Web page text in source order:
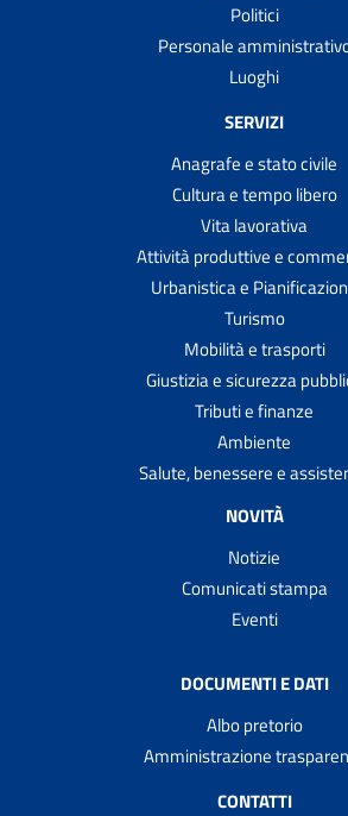
Politici
Personale
Luoghi
SERVIZI
Anagrafe e stato civile
Cultura e tempo libero
Vita lavorativa
Attività produttive e
Urbanistica e
Turismo
Mobilità e trasporti
Giustizia e sicurezza
Tributi e finanze
Ambiente
Salute, benessere e
NOVITÀ
Notizie
Comunicati stampa
Eventi
DOCUMENTI E DATI
Albo pretorio
Amministrazione
CONTATTI